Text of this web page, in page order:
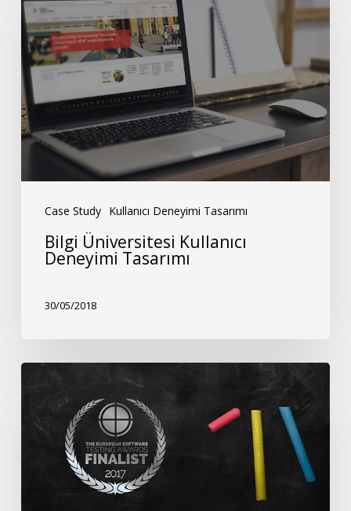
Case Study Kullanıcı Deneyimi Tasarımı
Üniversitesi
Kullanıcı
Deneyimi
Tasarımı
Bilgi Üniversitesi Kullanıcı
Deneyimi Tasarımı
30/05/2018
European
Software
Testing
Awards’da
Finaldeyiz